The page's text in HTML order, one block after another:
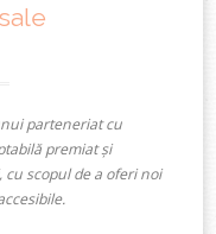
parteneriat cu
premiat și
, cu scopul de a oferi noi
.